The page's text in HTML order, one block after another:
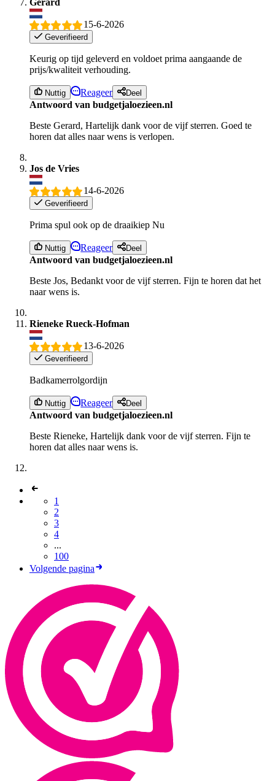
15-6-2026
Geverifieerd
Keurig op tijd geleverd en voldoet prima aangaande de
prijs/kwaliteit verhouding.
Nuttig Reageer Deel
Antwoord van budgetjaloezieen.nl
Beste Gerard, Hartelijk dank voor de vijf sterren. Goed te
horen dat alles naar wens is verlopen.
Jos de Vries
14-6-2026
Geverifieerd
Prima spul ook op de draaikiep Nu
Nuttig Reageer Deel
Antwoord van budgetjaloezieen.nl
Beste Jos, Bedankt voor de vijf sterren. Fijn te horen dat het
naar wens is.
Rieneke Rueck-Hofman
13-6-2026
Geverifieerd
Badkamerrolgordijn
Nuttig Reageer Deel
Antwoord van budgetjaloezieen.nl
Beste Rieneke, Hartelijk dank voor de vijf sterren. Fijn te
horen dat alles naar wens is.
1
2
3
4
...
100
Volgende pagina